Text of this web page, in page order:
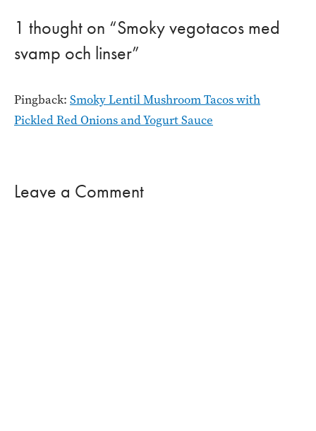
1 thought on “Smoky vegotacos med
svamp och linser”
Pingback: Smoky Lentil Mushroom Tacos with
Pickled Red Onions and Yogurt Sauce
Leave a Comment